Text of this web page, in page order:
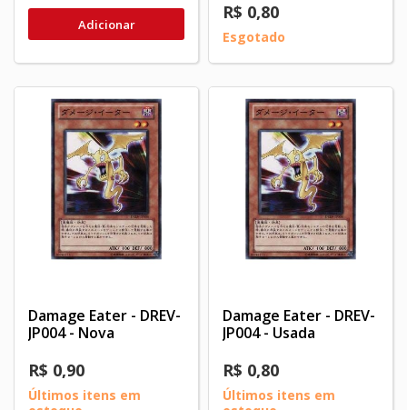
Adicionar
R$ 0,80
Esgotado
Damage Eater - DREV-
JP004 - Nova
R$ 0,90
Últimos itens em
Damage Eater - DREV-
JP004 - Usada
R$ 0,80
Últimos itens em